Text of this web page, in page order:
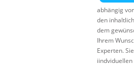
abhängig
den
dem
Ihrem
Experten.